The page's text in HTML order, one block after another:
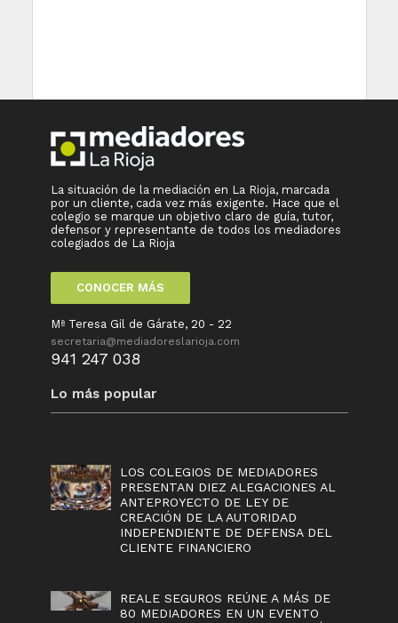
La situación de la mediación en La Rioja, marcada
por un cliente, cada vez más exigente. Hace que el
colegio se marque un objetivo claro de guía, tutor,
defensor y representante de todos los mediadores
colegiados de La Rioja
CONOCER MÁS
Mª Teresa Gil de Gárate, 20 - 22
secretaria@mediadoreslarioja.com
941 247 038
Lo más popular
LOS COLEGIOS DE MEDIADORES
PRESENTAN DIEZ ALEGACIONES AL
ANTEPROYECTO DE LEY DE
CREACIÓN DE LA AUTORIDAD
INDEPENDIENTE DE DEFENSA DEL
CLIENTE FINANCIERO
REALE SEGUROS REÚNE A MÁS DE
80 MEDIADORES EN UN EVENTO